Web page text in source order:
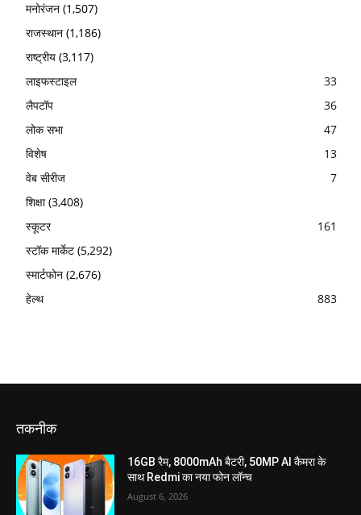
मनोरंजन (1,507)
राजस्थान (1,186)
राष्ट्रीय (3,117)
लाइफस्टाइल
33
लैपटॉप
36
लोक सभा
47
विशेष
13
वेब सीरीज
7
शिक्षा(3,408)
स्कूटर
161
स्टॉक मार्केट (5,292)
स्मार्टफोन (2,676)
हेल्थ
883
तकनीक
16GB रैम, 8000mAh बैटरी, 50MP AI कैमरा के
साथ Redmi का नया फोन लॉन्च
August 6, 2026